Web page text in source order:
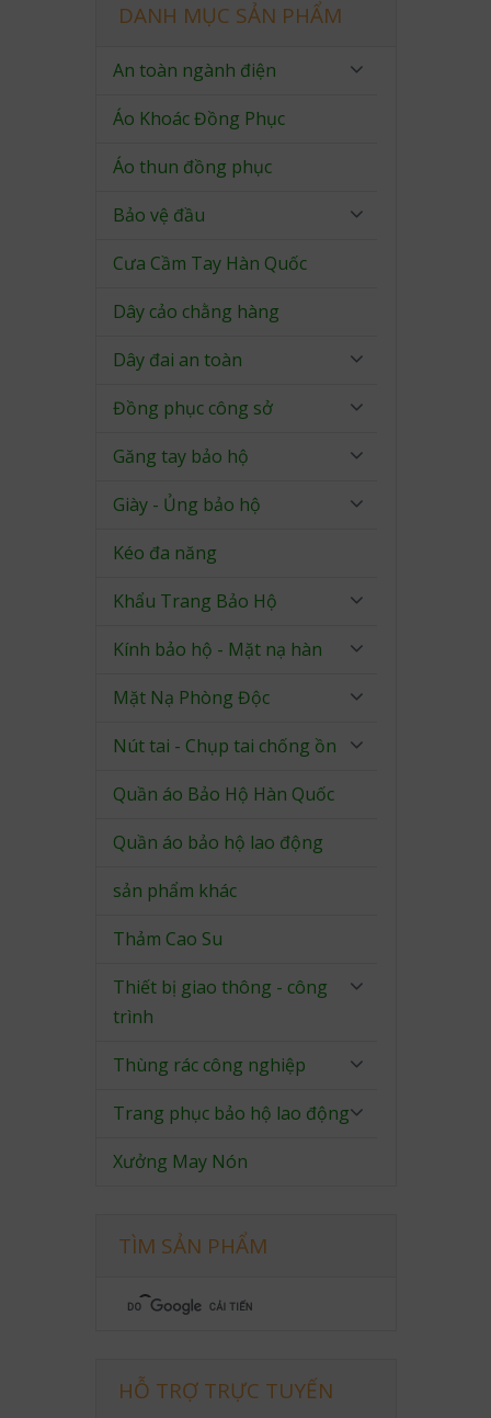
DANH MỤC SẢN PHẨM
An toàn ngành điện
Áo Khoác Đồng Phục
Áo thun đồng phục
Bảo vệ đầu
Cưa Cầm Tay Hàn Quốc
Dây cảo chằng hàng
Dây đai an toàn
Đồng phục công sở
Găng tay bảo hộ
Giày - Ủng bảo hộ
Kéo đa năng
Khẩu Trang Bảo Hộ
Kính bảo hộ - Mặt nạ hàn
Mặt Nạ Phòng Độc
Nút tai - Chụp tai chống ồn
Quần áo Bảo Hộ Hàn Quốc
Quần áo bảo hộ lao động
sản phẩm khác
Thảm Cao Su
Thiết bị giao thông - công
trình
Thùng rác công nghiệp
Trang phục bảo hộ lao động
Xưởng May Nón
TÌM SẢN PHẨM
HỖ TRỢ TRỰC TUYẾN